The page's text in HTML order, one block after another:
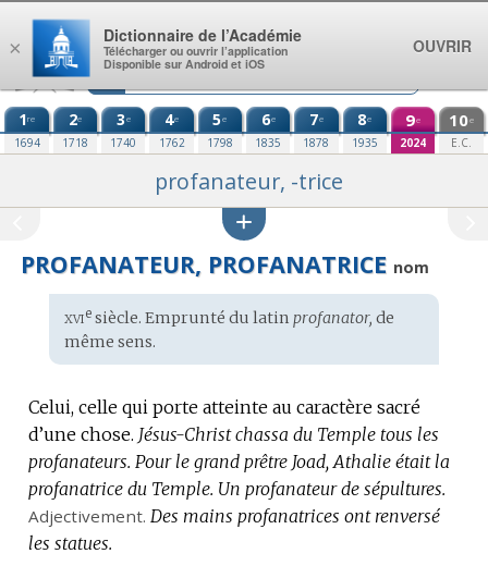
Aller au contenu
1re
1694
2e
1718
3e
1740
4e
1762
5e
1798
6e
1835
7e
1878
8e
1935
9e
2024
10e
E.C.
profanateur, -trice
PROFANATEUR, PROFANATRICE nom
Étymologie
:
xviesiècle. Emprunté du latin profanator, de
même sens.
Celui, celle qui porte atteinte au caractère sacré
d’une chose. Jésus-Christ chassa du Temple tous les
profanateurs. Pour le grand prêtre Joad, Athalie était la
profanatrice du Temple. Un profanateur de sépultures.
Adjectivement. Des mains profanatrices ont renversé
les statues.
×
Dictionnaire de l’Académie
Télécharger ou ouvrir l’application
Disponible sur Android et iOS
OUVRIR